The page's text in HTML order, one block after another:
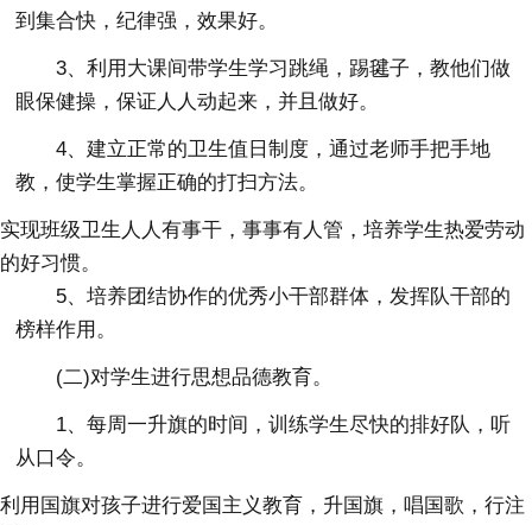
到集合快，纪律强，效果好。
3、利用大课间带学生学习跳绳，踢毽子，教他们做
眼保健操，保证人人动起来，并且做好。
4、建立正常的卫生值日制度，通过老师手把手地
教，使学生掌握正确的打扫方法。
实现班级卫生人人有事干，事事有人管，培养学生热爱劳动
的好习惯。
5、培养团结协作的优秀小干部群体，发挥队干部的
榜样作用。
(二)对学生进行思想品德教育。
1、每周一升旗的时间，训练学生尽快的排好队，听
从口令。
利用国旗对孩子进行爱国主义教育，升国旗，唱国歌，行注